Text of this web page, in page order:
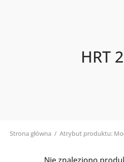
HRT
Strona główna / Atrybut produktu:
Nie znaleziono